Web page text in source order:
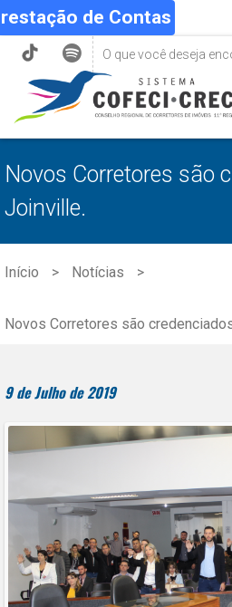
de Contas
Novos Corretores são
Joinville.
Início Notícias
Novos Corretores são
9 de Julho de 2019